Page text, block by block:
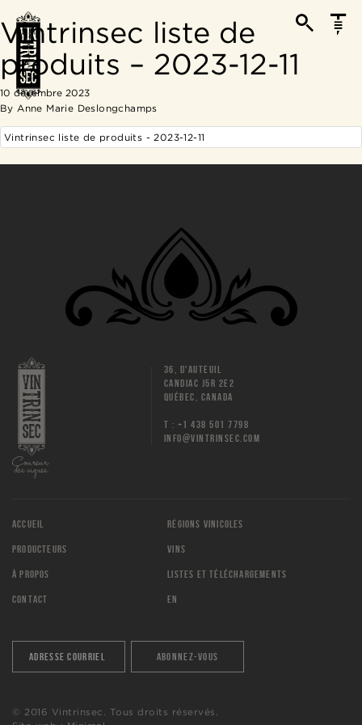
Vintrinsec liste de
produits – 2023-12-11
10 décembre 2023
By Anne Marie Deslongchamps
Vintrinsec liste de produits - 2023-12-11
36, D'AUTEUIL
CANDIAC J5R 2E2
QUÉBEC, CANADA
T : +1 438 501 7798
INFO@VINTRINSEC.COM
ACCUEIL RÉGIONS VINICOLES
PRODUCTEURS VINS
À PROPOS LISTES ET TÉLÉCHARGEMENTS
CONTACT EN
© 2016 Vintrinsec. Tous droits réservés.